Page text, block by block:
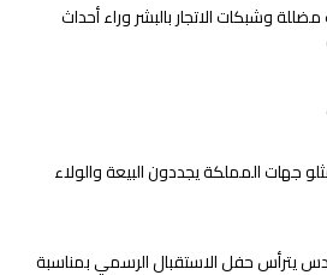
وشبكات الاتجار بالبشر وراء أحداث
جهات المملكة يجددون البيعة والولاء
يترأس حفل الاستقبال الرسمي بمناسبة